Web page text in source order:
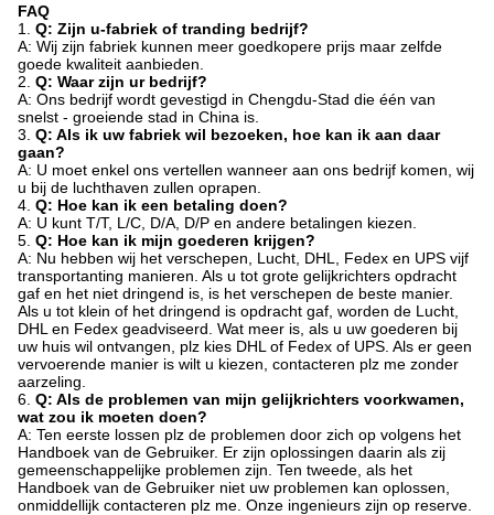
FAQ
1. Q: Zijn u-fabriek of tranding bedrijf?
A: Wij zijn fabriek kunnen meer goedkopere prijs maar zelfde
goede kwaliteit aanbieden.
2. Q: Waar zijn ur bedrijf?
A: Ons bedrijf wordt gevestigd in Chengdu-Stad die één van
snelst - groeiende stad in China is.
3. Q: Als ik uw fabriek wil bezoeken, hoe kan ik aan daar
gaan?
A: U moet enkel ons vertellen wanneer aan ons bedrijf komen, wij
u bij de luchthaven zullen oprapen.
4. Q: Hoe kan ik een betaling doen?
A: U kunt T/T, L/C, D/A, D/P en andere betalingen kiezen.
5. Q: Hoe kan ik mijn goederen krijgen?
A: Nu hebben wij het verschepen, Lucht, DHL, Fedex en UPS vijf
transportanting manieren. Als u tot grote gelijkrichters opdracht
gaf en het niet dringend is, is het verschepen de beste manier.
Als u tot klein of het dringend is opdracht gaf, worden de Lucht,
DHL en Fedex geadviseerd. Wat meer is, als u uw goederen bij
uw huis wil ontvangen, plz kies DHL of Fedex of UPS. Als er geen
vervoerende manier is wilt u kiezen, contacteren plz me zonder
aarzeling.
6. Q: Als de problemen van mijn gelijkrichters voorkwamen,
wat zou ik moeten doen?
A: Ten eerste lossen plz de problemen door zich op volgens het
Handboek van de Gebruiker. Er zijn oplossingen daarin als zij
gemeenschappelijke problemen zijn. Ten tweede, als het
Handboek van de Gebruiker niet uw problemen kan oplossen,
onmiddellijk contacteren plz me. Onze ingenieurs zijn op reserve.